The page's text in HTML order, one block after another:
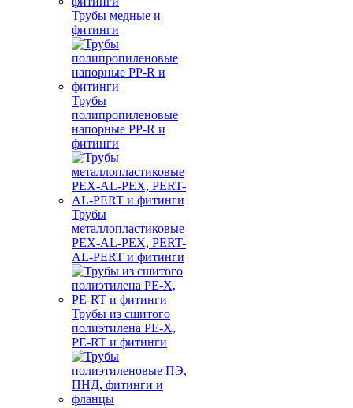
Трубы медные и
фитинги
Трубы
полипропиленовые
напорные PP-R и
фитинги
Трубы
металлопластиковые
PEX-AL-PEX, PERT-
AL-PERT и фитинги
Трубы из сшитого
полиэтилена PE-X,
PE-RT и фитинги